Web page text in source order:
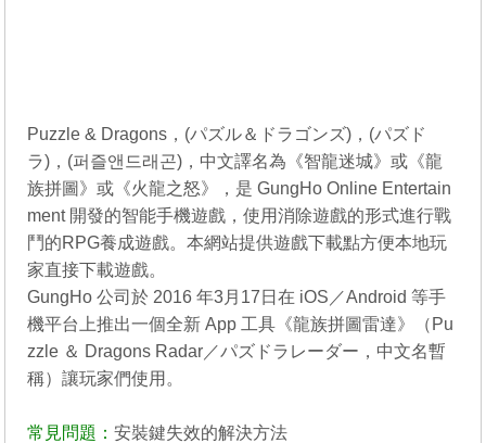
Puzzle & Dragons，(パズル＆ドラゴンズ)，(パズド
ラ)，(퍼즐앤드래곤)，中文譯名為《智龍迷城》或《龍
族拼圖》或《火龍之怒》，是 GungHo Online Entertain
ment 開發的智能手機遊戲，使用消除遊戲的形式進行戰
鬥的RPG養成遊戲。本網站提供遊戲下載點方便本地玩
家直接下載遊戲。
GungHo 公司於 2016 年3月17日在 iOS／Android 等手
機平台上推出一個全新 App 工具《龍族拼圖雷達》（Pu
zzle ＆ Dragons Radar／パズドラレーダー，中文名暫
稱）讓玩家們使用。
常見問題：安裝鍵失效的解決方法